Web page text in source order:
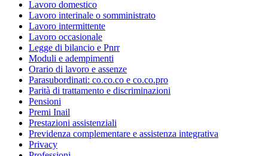
Lavoro domestico
Lavoro interinale o somministrato
Lavoro intermittente
Lavoro occasionale
Legge di bilancio e Pnrr
Moduli e adempimenti
Orario di lavoro e assenze
Parasubordinati: co.co.co e co.co.pro
Parità di trattamento e discriminazioni
Pensioni
Premi Inail
Prestazioni assistenziali
Previdenza complementare e assistenza integrativa
Privacy